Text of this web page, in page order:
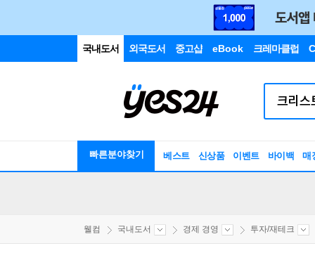
국내도서 외국도서 중고샵 eBook 크레마클럽
빠른분야찾기 베스트 신상품 이벤트 바이백 매
웰컴 국내도서 경제 경영 투자/재테크